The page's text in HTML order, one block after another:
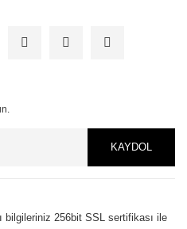
KAYDOL
bilgileriniz 256bit SSL sertifikası ile